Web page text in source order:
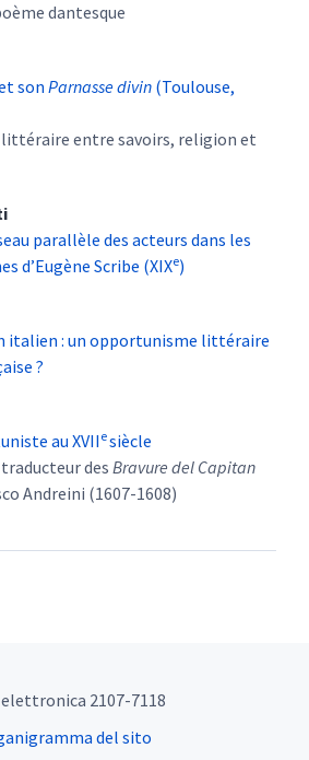
dantesque
son Parnasse divin (Toulouse,
littéraire entre savoirs, religion et
parallèle des acteurs dans les
d’Eugène Scribe (XIXe)
italien : un opportunisme littéraire
?
au XVIIesiècle
des Bravure del Capitan
Andreini (1607-1608)
elettronica 2107-7118
del sito